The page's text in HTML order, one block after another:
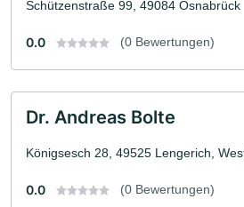
Schützenstraße 99, 49084 Osnabrück
0.0 (0 Bewertungen)
Dr. Andreas Bolte
Königsesch 28, 49525 Lengerich,
0.0 (0 Bewertungen)